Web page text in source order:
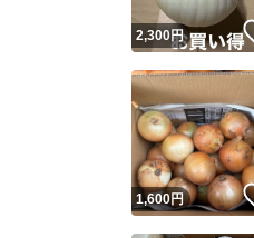
2,300円
1,600円